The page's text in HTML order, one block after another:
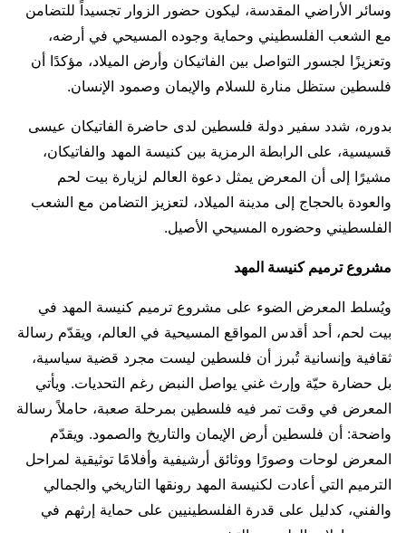
وسائر الأراضي المقدسة، ليكون حضور الزوار تجسيداً للتضامن
مع الشعب الفلسطيني وحماية وجوده المسيحي في أرضه،
وتعزيزًا لجسور التواصل بين الفاتيكان وأرض الميلاد، مؤكدًا أن
فلسطين ستظل منارة للسلام والإيمان وصمود الإنسان.
بدوره، شدد سفير دولة فلسطين لدى حاضرة الفاتيكان عيسى
قسيسية، على الرابطة الرمزية بين كنيسة المهد والفاتيكان،
مشيرًا إلى أن المعرض يمثل دعوة العالم لزيارة بيت لحم
والعودة بالحجاج إلى مدينة الميلاد، لتعزيز التضامن مع الشعب
الفلسطيني وحضوره المسيحي الأصيل.
مشروع ترميم كنيسة المهد
ويُسلط المعرض الضوء على مشروع ترميم كنيسة المهد في
بيت لحم، أحد أقدس المواقع المسيحية في العالم، ويقدّم رسالة
ثقافية وإنسانية تُبرز أن فلسطين ليست مجرد قضية سياسية،
بل حضارة حيّة وإرث غني يواصل النبض رغم التحديات. ويأتي
المعرض في وقت تمر فيه فلسطين بمرحلة صعبة، حاملاً رسالة
واضحة: أن فلسطين أرض الإيمان والتاريخ والصمود. ويقدّم
المعرض لوحات وصورًا ووثائق أرشيفية وأفلامًا توثيقية لمراحل
الترميم التي أعادت لكنيسة المهد رونقها التاريخي والجمالي
والفني، كدليل على قدرة الفلسطينيين على حماية إرثهم في